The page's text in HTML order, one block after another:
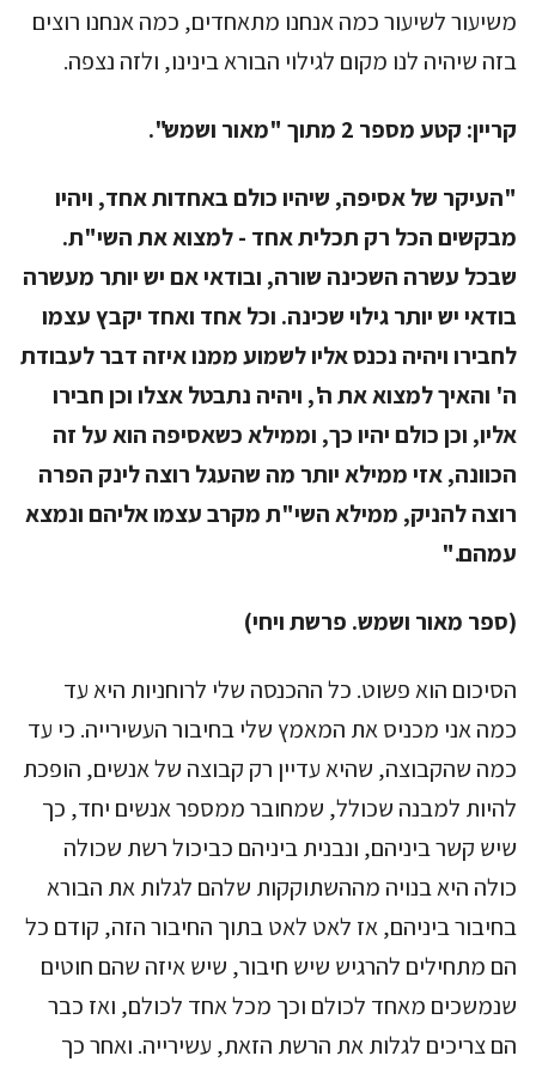
משיעור לשיעור כמה אנחנו מתאחדים, כמה אנחנו רוצים
בזה שיהיה לנו מקום לגילוי הבורא בינינו, ולזה נצפה.
קריין: קטע מספר 2 מתוך "מאור ושמש".
"העיקר של אסיפה, שיהיו כולם באחדות אחד, ויהיו
מבקשים הכל רק תכלית אחד - למצוא את השי"ת.
שבכל עשרה השכינה שורה, ובודאי אם יש יותר מעשרה
בודאי יש יותר גילוי שכינה. וכל אחד ואחד יקבץ עצמו
לחבירו ויהיה נכנס אליו לשמוע ממנו איזה דבר לעבודת
ה' והאיך למצוא את ה', ויהיה נתבטל אצלו וכן חבירו
אליו, וכן כולם יהיו כך, וממילא כשאסיפה הוא על זה
הכוונה, אזי ממילא יותר מה שהעגל רוצה לינק הפרה
רוצה להניק, ממילא השי"ת מקרב עצמו אליהם ונמצא
עמהם."
(ספר מאור ושמש. פרשת ויחי)
הסיכום הוא פשוט. כל ההכנסה שלי לרוחניות היא עד
כמה אני מכניס את המאמץ שלי בחיבור העשירייה. כי עד
כמה שהקבוצה, שהיא עדיין רק קבוצה של אנשים, הופכת
להיות למבנה שכולל, שמחובר ממספר אנשים יחד, כך
שיש קשר ביניהם, ונבנית ביניהם כביכול רשת שכולה
כולה היא בנויה מההשתוקקות שלהם לגלות את הבורא
בחיבור ביניהם, אז לאט לאט בתוך החיבור הזה, קודם כל
הם מתחילים להרגיש שיש חיבור, שיש איזה שהם חוטים
שנמשכים מאחד לכולם וכך מכל אחד לכולם, ואז כבר
הם צריכים לגלות את הרשת הזאת, עשירייה. ואחר כך